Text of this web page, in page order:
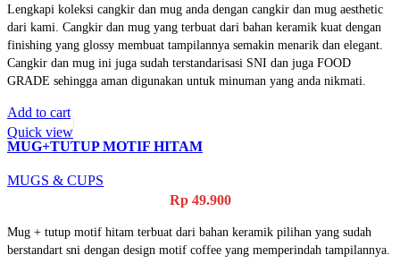
Lengkapi koleksi cangkir dan mug anda dengan cangkir dan mug aesthetic
dari kami. Cangkir dan mug yang terbuat dari bahan keramik kuat dengan
finishing yang glossy membuat tampilannya semakin menarik dan elegant.
Cangkir dan mug ini juga sudah terstandarisasi SNI dan juga FOOD
GRADE sehingga aman digunakan untuk minuman yang anda nikmati.
Add to cart
Quick view
MUG+TUTUP MOTIF HITAM
MUGS & CUPS
Rp49.900
Mug + tutup motif hitam terbuat dari bahan keramik pilihan yang sudah
berstandart sni dengan design motif coffee yang memperindah tampilannya.